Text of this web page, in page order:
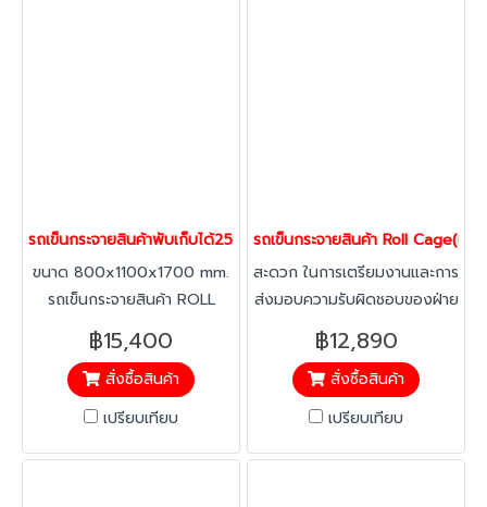
รถเข็นกระจายสินค้าพับเก็บได้250 kgs. Happy Move 40526
ขนาด 800x1100x1700 mm.
รถเข็นกระจายสินค้า ROLL
Cage(ขอสับ+ป้าย) สะดวก ใน
การเตรียมงานและการส่งมอบ
ความรับผิดชอบของฝ่ายคลัง
รวดเร็วในการจัดส่งสินค้า ลด
สินค้า ประหยัดพื้นที่ในการเก็บ
฿15,400
สั่งซื้อสินค้า
เปรียบเทียบ
รถเข็นกระจายสินค้า Roll Cage(แ
สะดวก ในการเตรียมงานและการ
ส่งมอบความรับผิดชอบของฝ่าย
คลัง รวดเร็วในการจัดส่งสินค้า
ลดความผิดพลาดในการรับ-การ
ส่งสินค้า ประหยัดพื้นที่ในการ
เก็บชั้นวาง พับเก็บได้ สามารถ
เหมาะสำหรับธุรกิจค้าปลีก ค้าส่ง
฿12,890
สั่งซื้อสินค้า
เปรียบเทียบ